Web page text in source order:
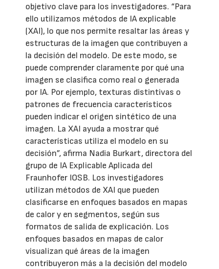
objetivo clave para los investigadores. “Para
ello utilizamos métodos de IA explicable
(XAI), lo que nos permite resaltar las áreas y
estructuras de la imagen que contribuyen a
la decisión del modelo. De este modo, se
puede comprender claramente por qué una
imagen se clasifica como real o generada
por IA. Por ejemplo, texturas distintivas o
patrones de frecuencia característicos
pueden indicar el origen sintético de una
imagen. La XAI ayuda a mostrar qué
características utiliza el modelo en su
decisión”, afirma Nadia Burkart, directora del
grupo de IA Explicable Aplicada del
Fraunhofer IOSB. Los investigadores
utilizan métodos de XAI que pueden
clasificarse en enfoques basados en mapas
de calor y en segmentos, según sus
formatos de salida de explicación. Los
enfoques basados en mapas de calor
visualizan qué áreas de la imagen
contribuyeron más a la decisión del modelo